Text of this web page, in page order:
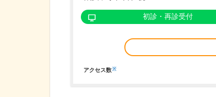
初診・再診受付
アクセス数※